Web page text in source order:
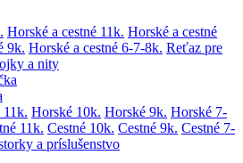
Horské a cestné 11k. Horské a cestné
9k. Horské a cestné 6-7-8k. Reťaz pre
a nity
11k. Horské 10k. Horské 9k. Horské 7-
11k. Cestné 10k. Cestné 9k. Cestné 7-
a príslušenstvo